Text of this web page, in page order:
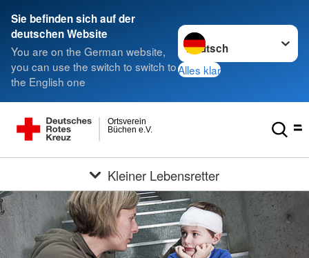
Sie befinden sich auf der
deutschen Website
You are on the German website,
you can use the switch to switch to
the English one
Sprache wechseln zu
Alles klar
Büchen e.V.
Ortsverein
Kleiner Lebensretter